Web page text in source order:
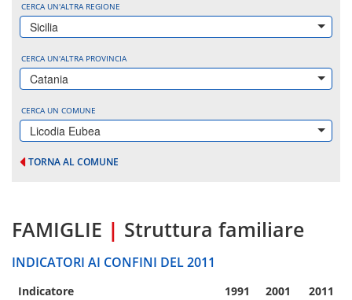
CERCA UN'ALTRA REGIONE
Sicilia
CERCA UN'ALTRA PROVINCIA
Catania
CERCA UN COMUNE
Licodia Eubea
TORNA AL COMUNE
FAMIGLIE | Struttura familiare
INDICATORI AI CONFINI DEL 2011
Indicatore 1991 2001 2011